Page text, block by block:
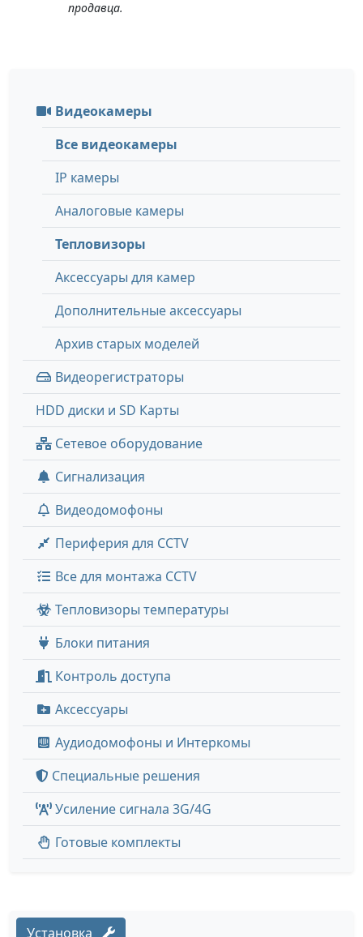
продавца.
Видеокамеры
Все видеокамеры
IP камеры
Аналоговые камеры
Тепловизоры
Аксессуары для камер
Дополнительные аксессуары
Архив старых моделей
Видеорегистраторы
HDD диски и SD Карты
Сетевое оборудование
Сигнализация
Видеодомофоны
Периферия для CCTV
Все для монтажа CCTV
Тепловизоры температуры
Блоки питания
Контроль доступа
Аксессуары
Аудиодомофоны и Интеркомы
Специальные решения
Усиление сигнала 3G/4G
Готовые комплекты
Установка